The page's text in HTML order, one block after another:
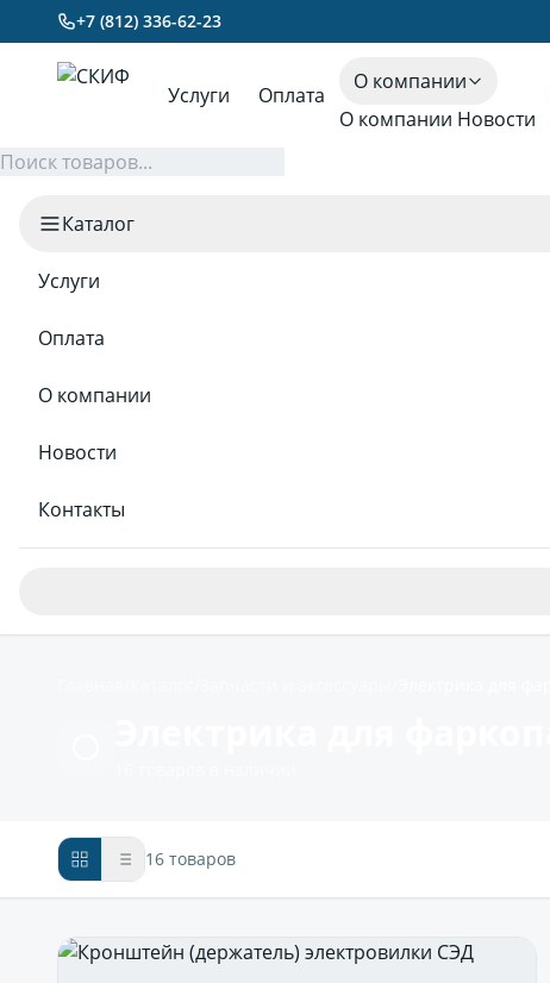
+7 (812) 336-62-23
Услуги Оплата
О компании
О компании Новости
Каталог
Услуги
Оплата
О компании
Новости
Контакты
16 товаров